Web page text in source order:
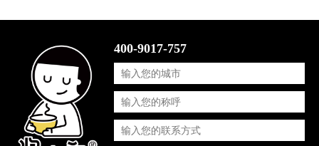
400-9017-757